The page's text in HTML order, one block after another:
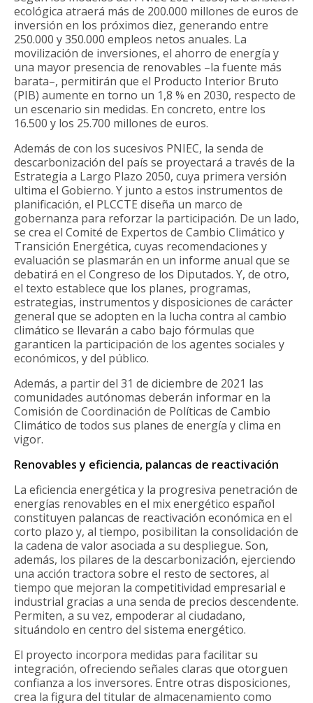
ecológica atraerá más de 200.000 millones de euros de
inversión en los próximos diez, generando entre
250.000 y 350.000 empleos netos anuales. La
movilización de inversiones, el ahorro de energía y
una mayor presencia de renovables –la fuente más
barata–, permitirán que el Producto Interior Bruto
(PIB) aumente en torno un 1,8 % en 2030, respecto de
un escenario sin medidas. En concreto, entre los
16.500 y los 25.700 millones de euros.
Además de con los sucesivos PNIEC, la senda de
descarbonización del país se proyectará a través de la
Estrategia a Largo Plazo 2050, cuya primera versión
ultima el Gobierno. Y junto a estos instrumentos de
planificación, el PLCCTE diseña un marco de
gobernanza para reforzar la participación. De un lado,
se crea el Comité de Expertos de Cambio Climático y
Transición Energética, cuyas recomendaciones y
evaluación se plasmarán en un informe anual que se
debatirá en el Congreso de los Diputados. Y, de otro,
el texto establece que los planes, programas,
estrategias, instrumentos y disposiciones de carácter
general que se adopten en la lucha contra al cambio
climático se llevarán a cabo bajo fórmulas que
garanticen la participación de los agentes sociales y
económicos, y del público.
Además, a partir del 31 de diciembre de 2021 las
comunidades autónomas deberán informar en la
Comisión de Coordinación de Políticas de Cambio
Climático de todos sus planes de energía y clima en
vigor.
Renovables y eficiencia, palancas de reactivación
La eficiencia energética y la progresiva penetración de
energías renovables en el mix energético español
constituyen palancas de reactivación económica en el
corto plazo y, al tiempo, posibilitan la consolidación de
la cadena de valor asociada a su despliegue. Son,
además, los pilares de la descarbonización, ejerciendo
una acción tractora sobre el resto de sectores, al
tiempo que mejoran la competitividad empresarial e
industrial gracias a una senda de precios descendente.
Permiten, a su vez, empoderar al ciudadano,
situándolo en centro del sistema energético.
El proyecto incorpora medidas para facilitar su
integración, ofreciendo señales claras que otorguen
confianza a los inversores. Entre otras disposiciones,
crea la figura del titular de almacenamiento como